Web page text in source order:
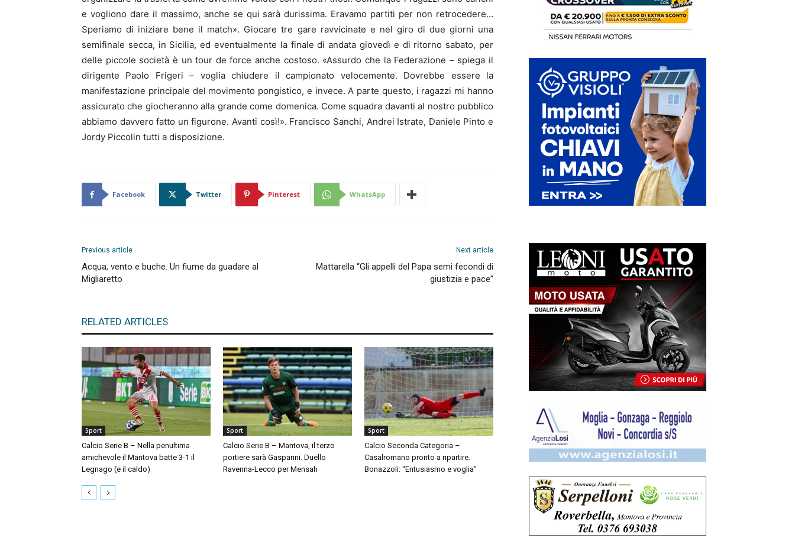
e vogliono dare il massimo, anche se qui sarà durissima. Eravamo partiti per non retrocedere…
Speriamo di iniziare bene il match». Giocare tre gare ravvicinate e nel giro di due giorni una
semifinale secca, in Sicilia, ed eventualmente la finale di andata giovedì e di ritorno sabato, per
delle piccole società è un tour de force anche costoso. «Assurdo che la Federazione – spiega il
dirigente Paolo Frigeri – voglia chiudere il campionato velocemente. Dovrebbe essere la
manifestazione principale del movimento pongistico, e invece. A parte questo, i ragazzi mi hanno
assicurato che giocheranno alla grande come domenica. Come squadra davanti al nostro pubblico
abbiamo davvero fatto un figurone. Avanti così!». Francisco Sanchi, Andrei Istrate, Daniele Pinto e
Jordy Piccolin tutti a disposizione.
Facebook Twitter Pinterest WhatsApp
Previous article
Acqua, vento e buche. Un fiume da guadare al
Migliaretto
Next article
Mattarella “Gli appelli del Papa semi fecondi di
giustizia e pace”
RELATED ARTICLES
Sport
Calcio Serie B – Nella penultima
amichevole il Mantova batte 3-1 il
Legnago (e il caldo)
Sport
Calcio Serie B – Mantova, il terzo
portiere sarà Gasparini. Duello
Ravenna-Lecco per Mensah
Sport
Calcio Seconda Categoria –
Casalromano pronto a ripartire.
Bonazzoli: “Entusiasmo e voglia”